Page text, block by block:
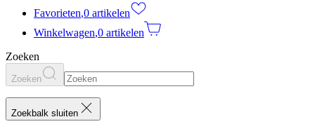
Favorieten,0 artikelen
Winkelwagen,0 artikelen
Zoeken
Zoeken
Zoekbalk sluiten